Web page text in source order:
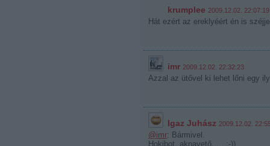
krumplee 2009.12.02. 22:07:19
Hát ezért az ereklyéért én is
imr 2009.12.02. 22:32:23
Azzal az ütővel ki lehet lőni egy
Igaz Juhász 2009.12.02.
@imr: Bármivel.
Hokibot, aknavető, ... :-))